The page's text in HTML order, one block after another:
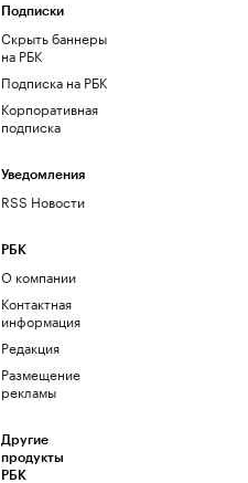
Подписки
Скрыть баннеры
на РБК
Подписка на РБК
Корпоративная
подписка
Уведомления
RSS Новости
РБК
О компании
Контактная
информация
Редакция
Размещение
рекламы
Другие
продукты
РБК